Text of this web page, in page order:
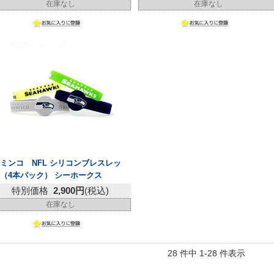
在庫なし 在庫なし
ンコ NFL シリコンブレスレッ
4本パック） シーホークス
特別価格 2,900円(税込)
在庫なし
28 件中 1-28 件表示